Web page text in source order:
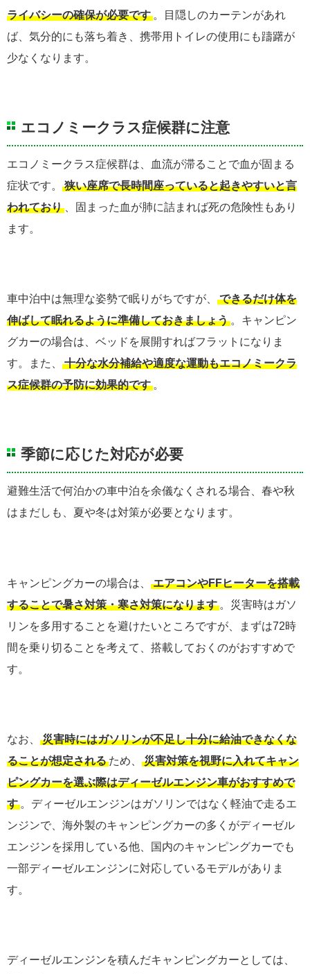
ライバシーの確保が必要です 。目隠しのカーテンがあれ
ば、気分的にも落ち着き、携帯用トイレの使用にも躊躇が
少なくなります。
エコノミークラス症候群に注意
エコノミークラス症候群は、血流が滞ることで血が固まる
症状です。
狭い座席で長時間座っていると起きやすいと言
われており
、固まった血が肺に詰まれば死の危険性もあり
ます。
車中泊中は無理な姿勢で眠りがちですが、
できるだけ体を
伸ばして眠れるように準備しておきましょう 。キャンピン
グカーの場合は、ベッドを展開すればフラットになりま
す。また、
十分な水分補給や適度な運動もエコノミークラ
ス症候群の予防に効果的です 。
季節に応じた対応が必要
避難生活で何泊かの車中泊を余儀なくされる場合、春や秋
はまだしも、夏や冬は対策が必要となります。
キャンピングカーの場合は、
エアコンやFFヒーターを搭載
することで暑さ対策・寒さ対策になります 。災害時はガソ
リンを多用することを避けたいところですが、まずは72時
間を乗り切ることを考えて、搭載しておくのがおすすめで
す。
なお、
災害時にはガソリンが不足し十分に給油できなくな
ることが想定される ため、
災害対策を視野に入れてキャン
ピングカーを選ぶ際はディーゼルエンジン車がおすすめで
す 。ディーゼルエンジンはガソリンではなく軽油で走るエ
ンジンで、海外製のキャンピングカーの多くがディーゼル
エンジンを採用している他、国内のキャンピングカーでも
一部ディーゼルエンジンに対応しているモデルがありま
す。
ディーゼルエンジンを積んだキャンピングカーとしては、